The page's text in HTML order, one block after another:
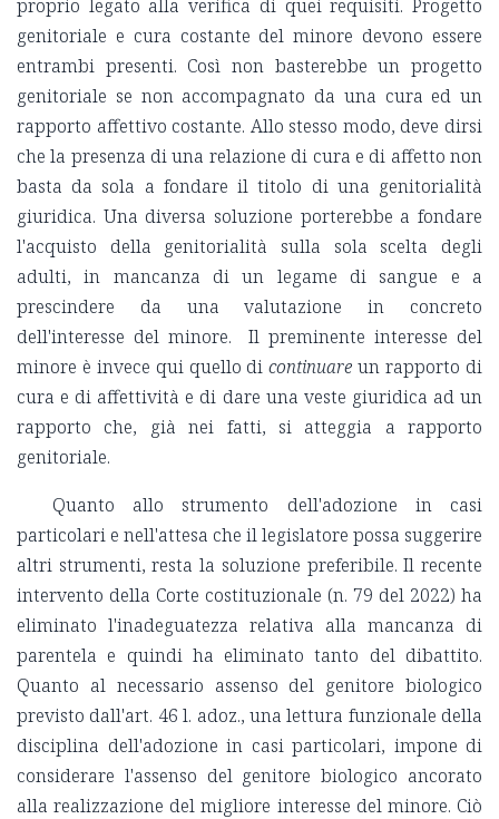
proprio legato alla verifica di quei requisiti. Progetto
genitoriale e cura costante del minore devono essere
entrambi presenti. Così non basterebbe un progetto
genitoriale se non accompagnato da una cura ed un
rapporto affettivo costante. Allo stesso modo, deve dirsi
che la presenza di una relazione di cura e di affetto non
basta da sola a fondare il titolo di una genitorialità
giuridica. Una diversa soluzione porterebbe a fondare
l'acquisto della genitorialità sulla sola scelta degli
adulti, in mancanza di un legame di sangue e a
prescindere da una valutazione in concreto
dell'interesse del minore. Il preminente interesse del
minore è invece qui quello dicontinuareun rapporto di
cura e di affettività e di dare una veste giuridica ad un
rapporto che, già nei fatti, si atteggia a rapporto
genitoriale.
Quanto allo strumento dell'adozione in casi
particolari e nell'attesa che il legislatore possa suggerire
altri strumenti, resta la soluzione preferibile. Il recente
intervento della Corte costituzionale (n. 79 del 2022) ha
eliminato l'inadeguatezza relativa alla mancanza di
parentela e quindi ha eliminato tanto del dibattito.
Quanto al necessario assenso del genitore biologico
previsto dall'art. 46 l. adoz., una lettura funzionale della
disciplina dell'adozione in casi particolari, impone di
considerare l'assenso del genitore biologico ancorato
alla realizzazione del migliore interesse del minore. Ciò